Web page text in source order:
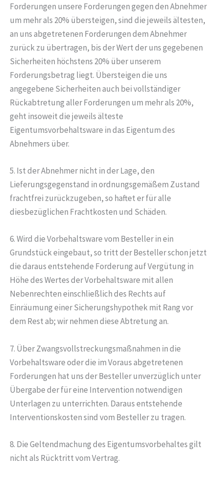
Forderungen unsere Forderungen gegen den Abnehmer
um mehr als 20% übersteigen, sind die jeweils ältesten,
an uns abgetretenen Forderungen dem Abnehmer
zurück zu übertragen, bis der Wert der uns gegebenen
Sicherheiten höchstens 20% über unserem
Forderungsbetrag liegt. Übersteigen die uns
angegebene Sicherheiten auch bei vollständiger
Rückabtretung aller Forderungen um mehr als 20%,
geht insoweit die jeweils älteste
Eigentumsvorbehaltsware in das Eigentum des
Abnehmers über.
5. Ist der Abnehmer nicht in der Lage, den
Lieferungsgegenstand in ordnungsgemäßem Zustand
frachtfrei zurückzugeben, so haftet er für alle
diesbezüglichen Frachtkosten und Schäden.
6. Wird die Vorbehaltsware vom Besteller in ein
Grundstück eingebaut, so tritt der Besteller schon jetzt
die daraus entstehende Forderung auf Vergütung in
Höhe des Wertes der Vorbehaltsware mit allen
Nebenrechten einschließlich des Rechts auf
Einräumung einer Sicherungshypothek mit Rang vor
dem Rest ab; wir nehmen diese Abtretung an.
7. Über Zwangsvollstreckungsmaßnahmen in die
Vorbehaltsware oder die im Voraus abgetretenen
Forderungen hat uns der Besteller unverzüglich unter
Übergabe der für eine Intervention notwendigen
Unterlagen zu unterrichten. Daraus entstehende
Interventionskosten sind vom Besteller zu tragen.
8. Die Geltendmachung des Eigentumsvorbehaltes gilt
nicht als Rücktritt vom Vertrag.